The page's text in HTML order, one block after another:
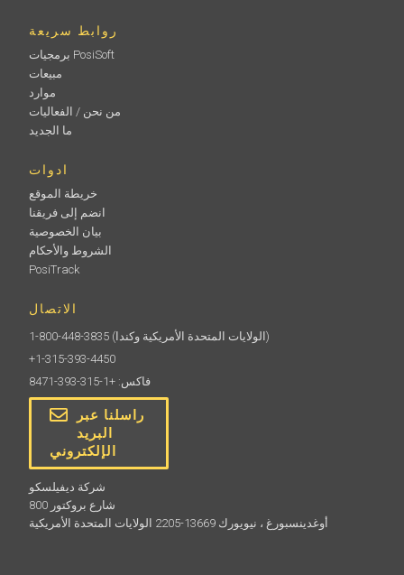
روابط سريعة
برمجيات PosiSoft
مبيعات
موارد
من نحن / الفعاليات
ما الجديد
ادوات
خريطة الموقع
انضم إلى فريقنا
بيان الخصوصية
الشروط والأحكام
PosiTrack
الاتصال
1-800-448-3835
(الولايات المتحدة الأمريكية وكندا)
+1-315-393-4450
فاكس: +1-315-393-8471
راسلنا عبر
البريد
الإلكتروني
شركة ديفيلسكو
800 شارع بروكتور
أوغدينسبورغ ، نيويورك 13669-2205 الولايات المتحدة الأمريكية